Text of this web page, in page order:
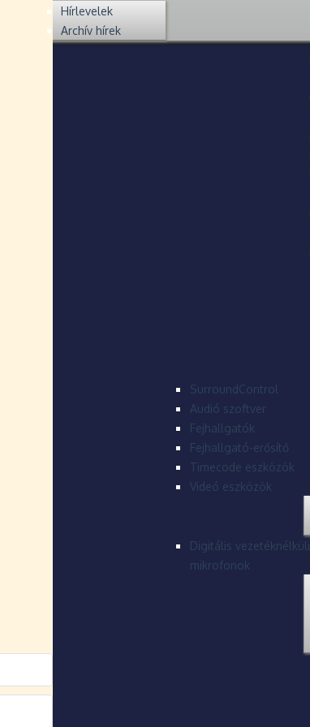
SurroundControl
Audió szoftver
Fejhallgatók
Fejhallgató-erősítő
Timecode eszközök
Videó eszközök
Digitális vezetéknélküli
mikrofonok
Hírlevelek
Archív hírek